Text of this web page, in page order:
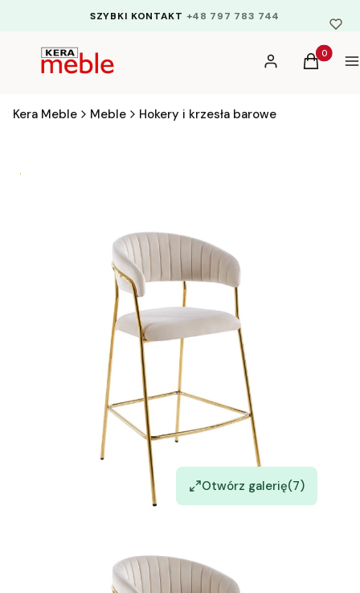
SZYBKI KONTAKT +48 797 783 744
Zaloguj sięProdukty
Koszyk
Kera Meble Meble Hokery i krzesła barowe
Bestseller
Otwórz galerię(7)